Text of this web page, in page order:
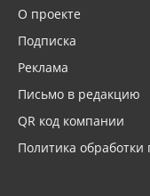
О проекте
Подписка
Реклама
Письмо в редакцию
QR код компании
Политика